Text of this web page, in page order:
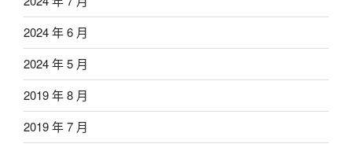
2024 年 6 月
2024 年 5 月
2019 年 8 月
2019 年 7 月